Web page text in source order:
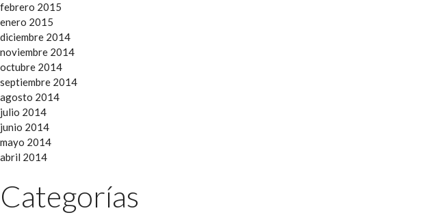
febrero 2015
enero 2015
diciembre 2014
noviembre 2014
octubre 2014
septiembre 2014
agosto 2014
julio 2014
junio 2014
mayo 2014
abril 2014
Categorías